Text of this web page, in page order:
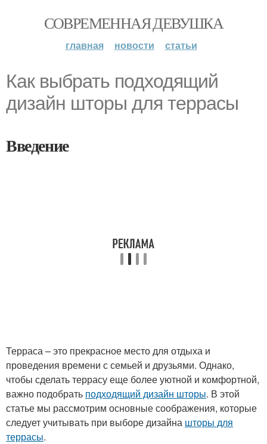
СОВРЕМЕННАЯ ДЕВУШКА
главная новости статьи
Как выбрать подходящий
дизайн шторы для террасы
Введение
Терраса – это прекрасное место для отдыха и
проведения времени с семьей и друзьями. Однако,
чтобы сделать террасу еще более уютной и комфортной,
важно подобрать подходящий дизайн шторы. В этой
статье мы рассмотрим основные соображения, которые
следует учитывать при выборе дизайна шторы для
террасы.